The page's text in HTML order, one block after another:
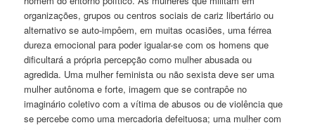
organizações, grupos ou centros sociais de cariz libertário ou
alternativo se auto-impôem, em muitas ocasiões, uma férrea
dureza emocional para poder igualar-se com os homens que
dificultará a própria percepção como mulher abusada ou
agredida. Uma mulher feminista ou não sexista deve ser uma
mulher autônoma e forte, imagem que se contrapôe no
imaginário coletivo com a vítima de abusos ou de violência que
se percebe como uma mercadoria defeituosa; uma mulher com